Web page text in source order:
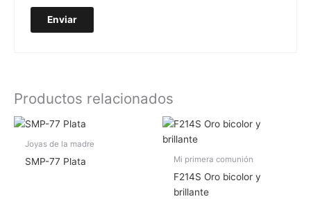
Productos relacionados
Joyas de la madre
SMP-77 Plata Mi primera comunión
F214S Oro bicolor y
brillante